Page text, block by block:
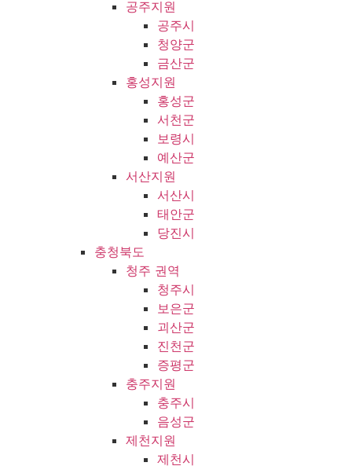
공주지원
공주시
청양군
금산군
홍성지원
홍성군
서천군
보령시
예산군
서산지원
서산시
태안군
당진시
충청북도
청주 권역
청주시
보은군
괴산군
진천군
증평군
충주지원
충주시
음성군
제천지원
제천시